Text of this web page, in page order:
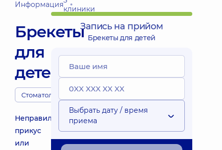
Информацияклиники
Брекеты
для
детей
Стоматологи
Неправильный
прикус
или
Запись на прийом
Брекеты для детей
Выбрать дату / время
приема